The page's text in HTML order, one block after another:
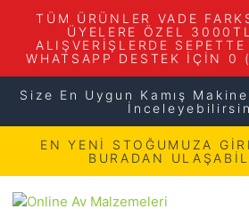
TÜM ÜRÜNLER VADE
ÜYELERE ÖZEL
ALIŞVERİŞLERDE
WHATSAPP DESTEK İÇİN
Size En Uygun Kamış
EN YENİ STOĞUMUZA
BURADAN